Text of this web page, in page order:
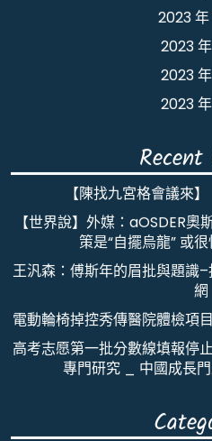
2023 年
2023
2023
2023
【陳找九宮格會議來
【世界說】外媒：aOSDER
策是“自擺烏龍” 或
王汎森：傅斯年的眉批與題識
網
電動輪椅掉控秀傳醫院體檢項
高考志愿第一批分數線填報停
專門研究 _ 中國成長